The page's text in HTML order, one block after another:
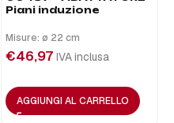
Piani induzione
Misure: ø 22 cm
€46,97 IVA inclusa
AGGIUNGI AL CARRELLO